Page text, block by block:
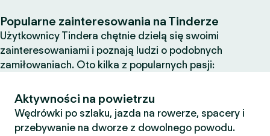
Popularne zainteresowania na Tinderze
Użytkownicy Tindera chętnie dzielą się swoimi
zainteresowaniami i poznają ludzi o podobnych
zamiłowaniach. Oto kilka z popularnych pasji:
Aktywności na powietrzu
Wędrówki po szlaku, jazda na rowerze, spacery i
przebywanie na dworze z dowolnego powodu.